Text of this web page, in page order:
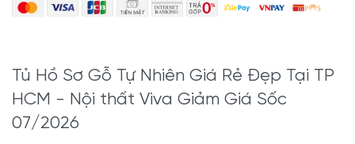
Hiện nay, xuất hiện nhiều loại tủ gỗ văn phòng, tuy nhiên
không phải sản phẩm nào cũng đảm bảo chất lượng.
Với những tủ đựng giấy tờ văn phòng thiết kế theo chất
Tủ Hồ Sơ Gỗ Tự Nhiên Giá Rẻ Đẹp Tại TP
HCM - Nội thất Viva Giảm Giá Sốc
07/2026